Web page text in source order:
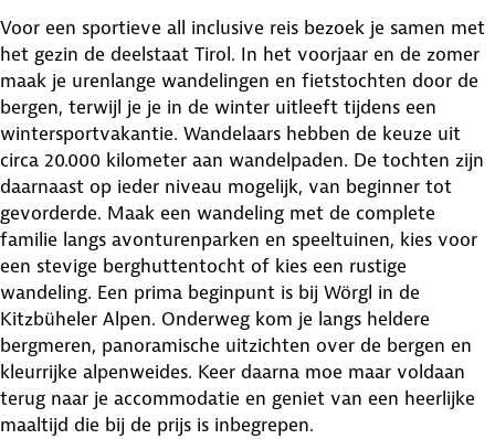
Voor een sportieve all inclusive reis bezoek je samen met
het gezin de deelstaat Tirol. In het voorjaar en de zomer
maak je urenlange wandelingen en fietstochten door de
bergen, terwijl je je in de winter uitleeft tijdens een
wintersportvakantie. Wandelaars hebben de keuze uit
circa 20.000 kilometer aan wandelpaden. De tochten zijn
daarnaast op ieder niveau mogelijk, van beginner tot
gevorderde. Maak een wandeling met de complete
familie langs avonturenparken en speeltuinen, kies voor
een stevige berghuttentocht of kies een rustige
wandeling. Een prima beginpunt is bij Wörgl in de
Kitzbüheler Alpen. Onderweg kom je langs heldere
bergmeren, panoramische uitzichten over de bergen en
kleurrijke alpenweides. Keer daarna moe maar voldaan
terug naar je accommodatie en geniet van een heerlijke
maaltijd die bij de prijs is inbegrepen.